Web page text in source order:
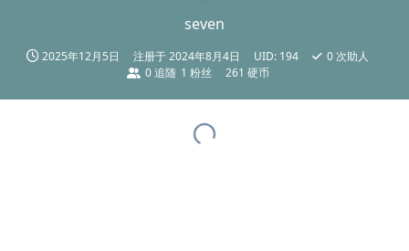
seven
2025年12月5日 注册于2024年8月4日 UID: 194 0 次助人
0 追随 1 粉丝 261 硬币